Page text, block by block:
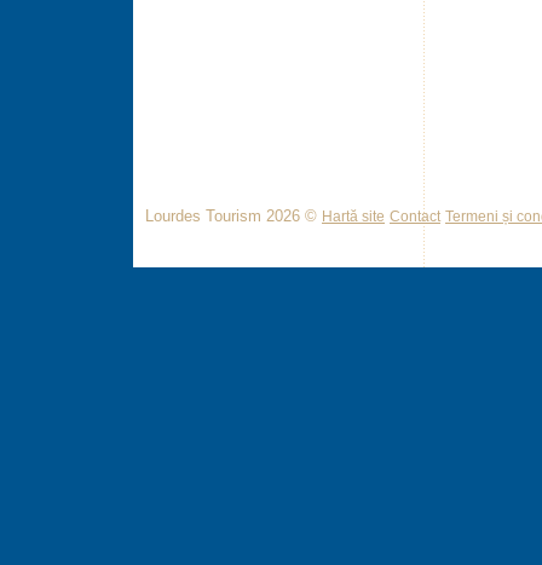
Lourdes Tourism 2026 © Hartă site Contact Termeni și